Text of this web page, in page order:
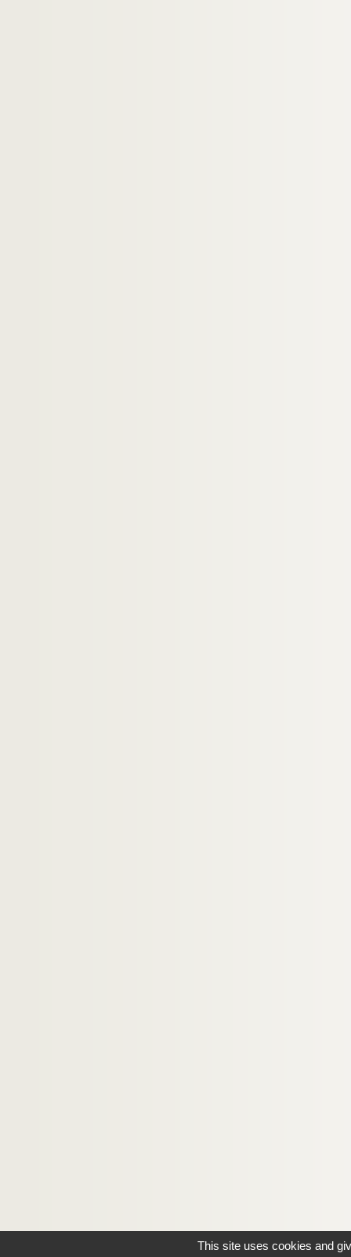
This site uses cookies and